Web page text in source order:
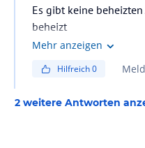
Es gibt keine
beheizt
Mehr anzeigen
Hilfreich0
2 weitere Antworten